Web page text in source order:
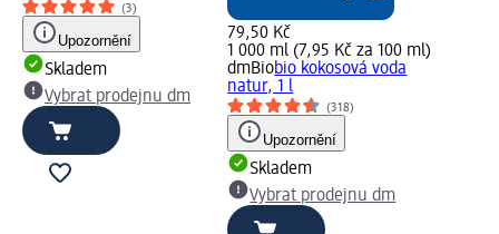
(3)
Upozornění
Skladem
Vybrat prodejnu dm
79,50 Kč
1 000 ml (7,95 Kč za 100 ml)
dmBiobio kokosová voda
natur, 1 l
(318)
Upozornění
Skladem
Vybrat prodejnu dm